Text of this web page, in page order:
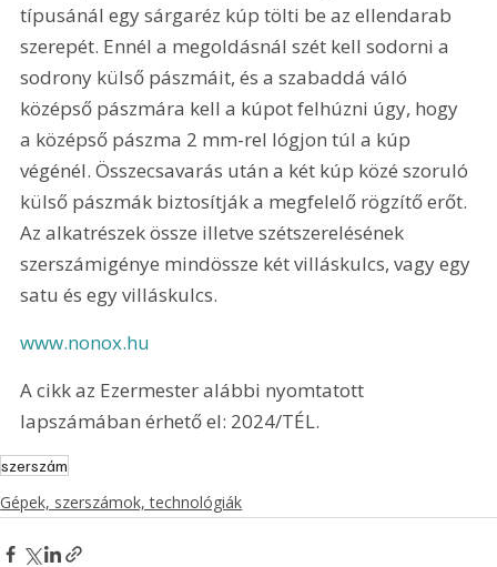
típusánál egy sárgaréz kúp tölti be az ellendarab
szerepét. Ennél a megoldásnál szét kell sodorni a
sodrony külső pászmáit, és a szabaddá váló
középső pászmára kell a kúpot felhúzni úgy, hogy
a középső pászma 2 mm-rel lógjon túl a kúp
végénél. Összecsavarás után a két kúp közé szoruló
külső pászmák biztosítják a megfelelő rögzítő erőt.
Az alkatrészek össze illetve szétszerelésének
szerszámigénye mindössze két villáskulcs, vagy egy
satu és egy villáskulcs.
www.nonox.hu
A cikk az Ezermester alábbi nyomtatott
lapszámában érhető el: 2024/TÉL.
szerszám
Gépek, szerszámok, technológiák